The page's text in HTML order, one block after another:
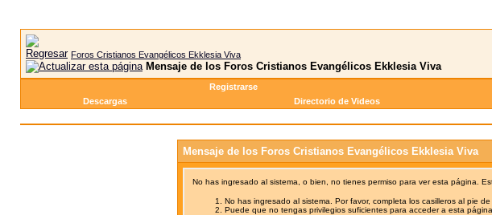
Foros Cristianos Evangélicos Ekklesia Viva
Mensaje de los Foros Cristianos Evangélicos Ekklesia Viva
Registrarse
Descargas
Directorio de Videos
Mensaje de los Foros Cristianos Evangélicos Ekklesia Viva
No has ingresado al sistema, o bien, no tienes permiso para ver esta página.
No has ingresado al sistema. Por favor, completa los casilleros al pie
Puede que no tengas privilegios suficientes para acceder a esta